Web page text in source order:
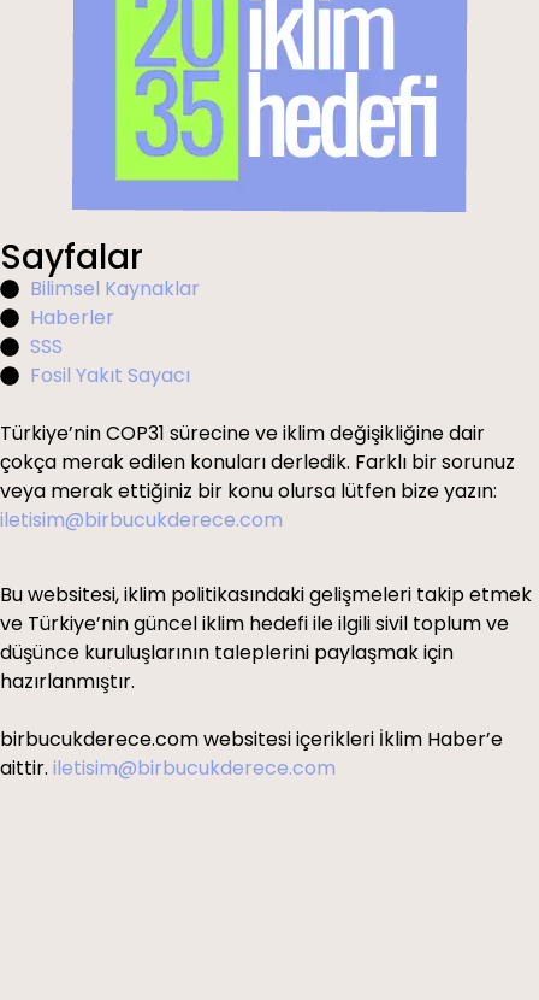
Sayfalar
Bilimsel Kaynaklar
Haberler
SSS
Fosil Yakıt Sayacı
Türkiye’nin COP31 sürecine ve iklim değişikliğine dair
çokça merak edilen konuları derledik. Farklı bir sorunuz
veya merak ettiğiniz bir konu olursa lütfen bize yazın:
iletisim@birbucukderece.com
Bu websitesi, iklim politikasındaki gelişmeleri takip etmek
ve Türkiye’nin güncel iklim hedefi ile ilgili sivil toplum ve
düşünce kuruluşlarının taleplerini paylaşmak için
hazırlanmıştır.
birbucukderece.com websitesi içerikleri İklim Haber’e
aittir. iletisim@birbucukderece.com